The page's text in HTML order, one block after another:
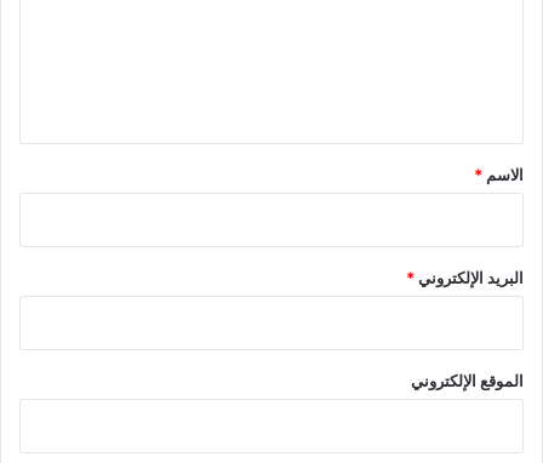
*
الاسم *
البريد الإلكتروني*
الموقع الإلكتروني